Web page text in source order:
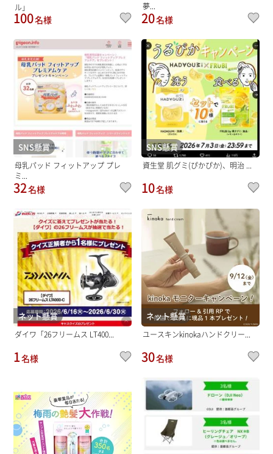
ル」
100名様
夢...
20名様
SNS懸賞
母乳パッド フィットアップ プレ
ミ...
32名様
SNS懸賞
資生堂 肌グミ(ぴかぴか)、明治 ...
10名様
ネット懸賞
ダイワ「26フリームス LT400...
1名様
ネット懸賞
ユースキンkinokaハンドクリー...
30名様